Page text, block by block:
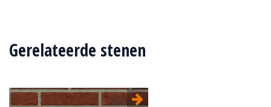
Gerelateerde stenen